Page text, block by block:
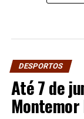
DESPORTOS
Até 7 de
Montemor